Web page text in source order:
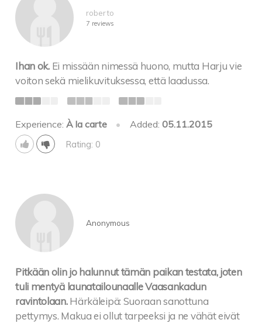
roberto
7 reviews
Ihan ok. Ei missään nimessä huono, mutta Harju vie
voiton sekä mielikuvituksessa, että laadussa.
Experience:À la carte • Added: 05.11.2015
Rating: 0
Anonymous
Pitkään olin jo halunnut tämän paikan testata, joten
tuli mentyä launatailounaalle Vaasankadun
ravintolaan. Härkäleipä: Suoraan sanottuna
pettymys. Makua ei ollut tarpeeksi ja ne vähät eivät